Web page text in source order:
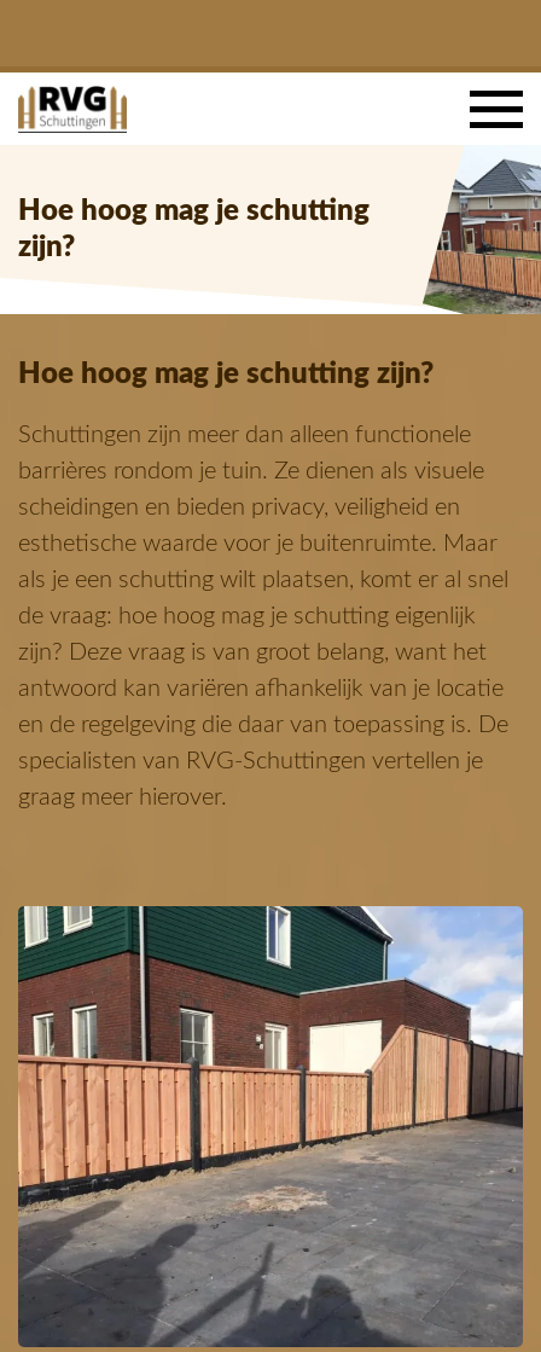
Hoe hoog mag je schutting
zijn?
Hoe hoog mag je schutting zijn?
Schuttingen zijn meer dan alleen functionele
barrières rondom je tuin. Ze dienen als visuele
scheidingen en bieden privacy, veiligheid en
esthetische waarde voor je buitenruimte. Maar
als je een schutting wilt plaatsen, komt er al snel
de vraag: hoe hoog mag je schutting eigenlijk
zijn? Deze vraag is van groot belang, want het
antwoord kan variëren afhankelijk van je locatie
en de regelgeving die daar van toepassing is. De
specialisten van RVG-Schuttingen vertellen je
graag meer hierover.